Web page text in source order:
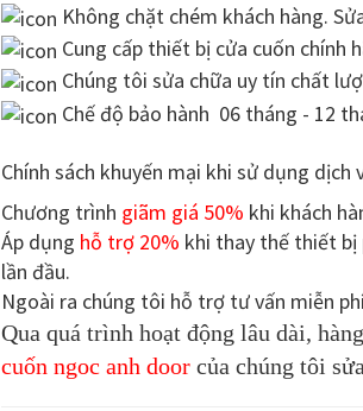
Không chặt chém khách hàng.
Cung cấp thiết bị cửa cuốn chính
Chúng tôi sửa chữa uy tín chất
Chế độ bảo hành 06 tháng - 12
Chính sách khuyến mại khi sử dụng dịch
Chương trình giãm giá 50% khi khách
Áp dụng hỗ trợ 20% khi thay thế thiết bị
lần đầu.
Ngoài ra chúng tôi hỗ trợ tư vấn miễn
Qua quá trình hoạt động lâu dài,
cuốn ngoc anh doorcủa chúng tôi